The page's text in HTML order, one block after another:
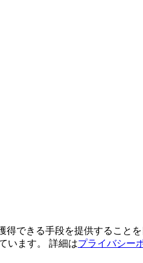
できる手段を提供すること
います。 詳細はプライバシー